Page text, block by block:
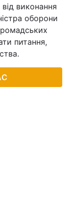
виконання
оборони
питання,